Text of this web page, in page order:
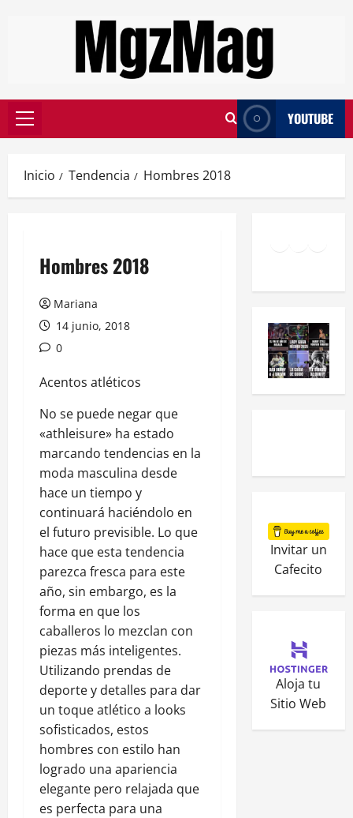
YOUTUBE
Inicio Tendencia Hombres 2018
Hombres 2018
Mariana
14 junio, 2018
0
Acentos atléticos
No se puede negar que
«athleisure» ha estado
marcando tendencias en la
moda masculina desde
hace un tiempo y
continuará haciéndolo en
el futuro previsible. Lo que
hace que esta tendencia
parezca fresca para este
año, sin embargo, es la
forma en que los
caballeros lo mezclan con
piezas más inteligentes.
Utilizando prendas de
deporte y detalles para dar
un toque atlético a looks
sofisticados, estos
hombres con estilo han
logrado una apariencia
elegante pero relajada que
es perfecta para una
Invitar un
Cafecito
Aloja tu
Sitio Web